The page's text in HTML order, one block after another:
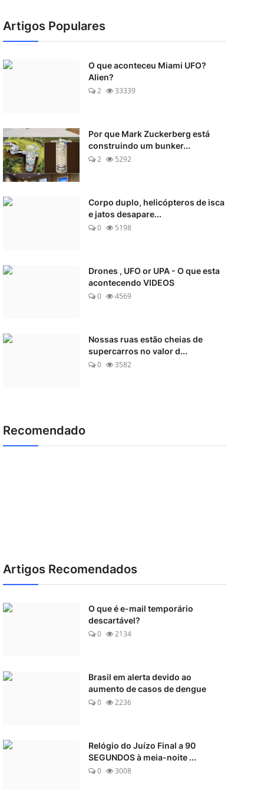
Artigos Populares
O que aconteceu Miami UFO?
Alien?
2
33339
Por que Mark Zuckerberg está
construindo um bunker...
2
5292
Corpo duplo, helicópteros de isca
e jatos desapare...
0
5198
Drones , UFO or UPA - O que esta
acontecendo VIDEOS
0
4569
Nossas ruas estão cheias de
supercarros no valor d...
0
3582
Recomendado
Artigos Recomendados
O que é e-mail temporário
descartável?
0
2134
Brasil em alerta devido ao
aumento de casos de dengue
0
2236
Relógio do Juízo Final a 90
SEGUNDOS à meia-noite ...
0
3008